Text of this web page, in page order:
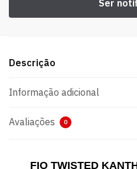
Descrição
Informação adicional
Avaliações 0
FIO TWISTED